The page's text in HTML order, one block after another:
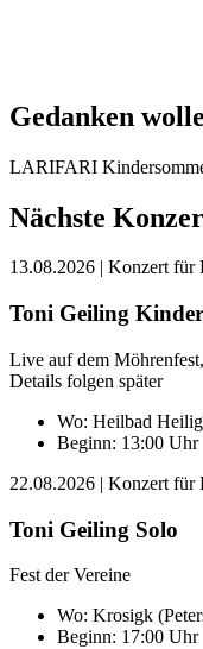
Gedanken
LARIFARI
Nächste
13.08.2026 | Konzert für
Toni Geiling
Live auf dem Möhrenfest,
Details folgen später
Wo: Heilbad
Beginn: 13:00 Uhr
22.08.2026 | Konzert für
Toni Geiling Solo
Fest der Vereine
Wo: Krosigk
Beginn: 17:00 Uhr